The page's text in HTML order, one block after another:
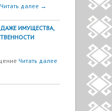
Читать далее →
ИМУЩЕСТВА,
Читать далее